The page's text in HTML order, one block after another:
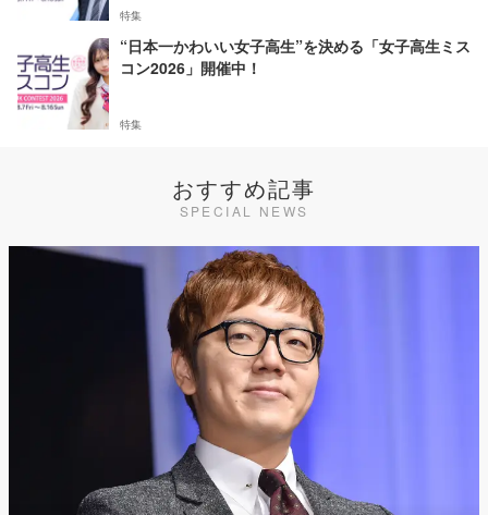
特集
“日本一かわいい女子高生”を決める「女子高生ミス
コン2026」開催中！
特集
おすすめ記事
SPECIAL NEWS